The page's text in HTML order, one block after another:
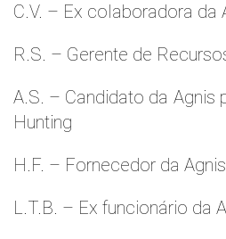
C.V. – Ex colaboradora da
R.S. – Gerente de
A.S. – Candidato da Agnis
Hunting
H.F. – Fornecedor da Agnis
L.T.B. – Ex funcionário da